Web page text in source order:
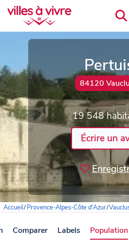
84120
19 548
Écrire un
Accueil/Provence-Alpes-Côte d'Azur/
Comparer Labels Population